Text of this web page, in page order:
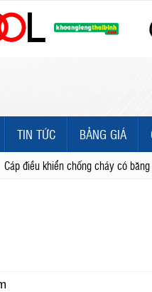
TIN TỨC BẢNG GIÁ
Cáp điều khiển chống cháy có